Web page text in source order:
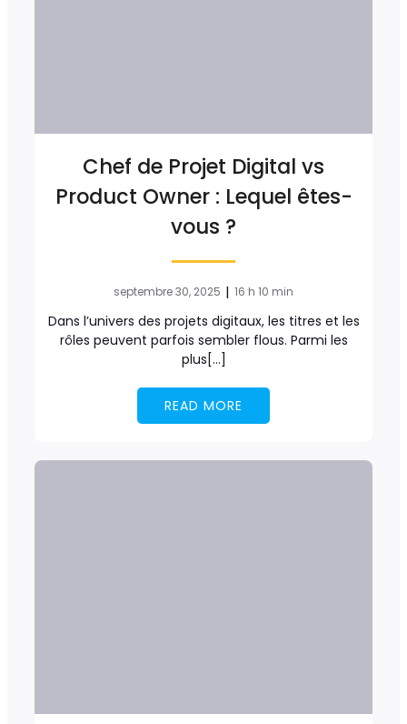
Chef de Projet Digital vs
Product Owner : Lequel êtes-
vous ?
septembre 30, 2025 | 16 h 10 min
Dans l’univers des projets digitaux, les titres et les
rôles peuvent parfois sembler flous. Parmi les
plus[…]
READ MORE